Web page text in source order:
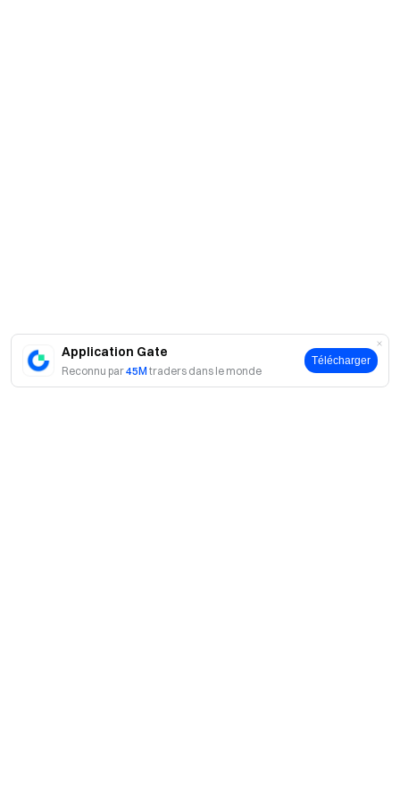
Application Gate
Reconnu par45M traders dans le monde
Télécharger